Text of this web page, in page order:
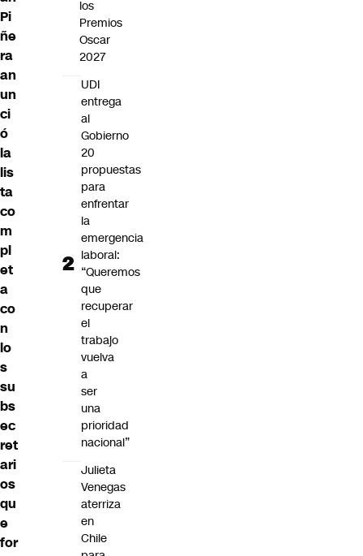
Pi
ñe
ra
an
un
ci
ó
la
lis
ta
co
m
pl
et
a
co
n
lo
s
su
bs
ec
ret
ari
os
qu
e
for
los
Premios
Oscar
2027
UDI
entrega
al
Gobierno
20
propuestas
para
enfrentar
la
emergencia
laboral:
“Queremos
que
recuperar
el
trabajo
vuelva
a
ser
una
prioridad
nacional”
Julieta
Venegas
aterriza
en
Chile